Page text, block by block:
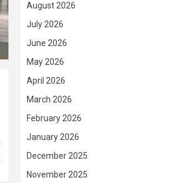
August 2026
July 2026
June 2026
May 2026
April 2026
March 2026
February 2026
January 2026
December 2025
November 2025